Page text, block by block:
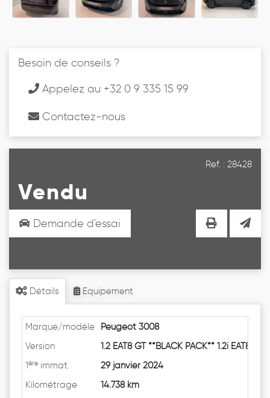
Besoin de conseils ?
Appelez au +32 0 9 335 15 99
Contactez-nous
Ref. : 28428
Vendu
Demande d'essai
Détails Equipement
Marque/modèle
Peugeot 3008
Version
1.2 EAT8 GT **BLACK PACK** 1.2i EAT8
1ère immat.
29 janvier 2024
Kilométrage
14.738 km